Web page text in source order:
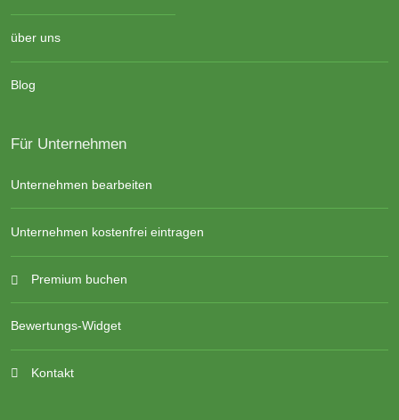
über uns
Blog
Für Unternehmen
Unternehmen bearbeiten
Unternehmen kostenfrei eintragen
Premium buchen
Bewertungs-Widget
Kontakt